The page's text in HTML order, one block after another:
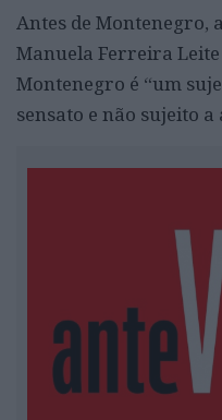
Antes de Montenegro,
Manuela Ferreira
Montenegro é “um
sensato e não sujeito